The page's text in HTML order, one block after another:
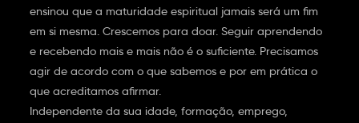
ensinou que a maturidade espiritual jamais será um fim
em si mesma. Crescemos para doar. Seguir aprendendo
e recebendo mais e mais não é o suficiente. Precisamos
agir de acordo com o que sabemos e por em prática o
que acreditamos afirmar.
Independente da sua idade, formação, emprego,